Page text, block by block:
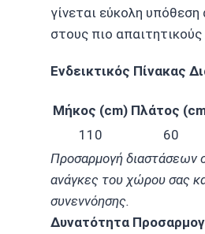
γίνεται εύκολη υπόθεση
στους πιο
Ενδεικτικός Πίνακας
Μήκος (cm) Πλάτος
110
60
Προσαρμογή διαστάσεων
ανάγκες του χώρου σας
συνεννόησης.
Δυνατότητα